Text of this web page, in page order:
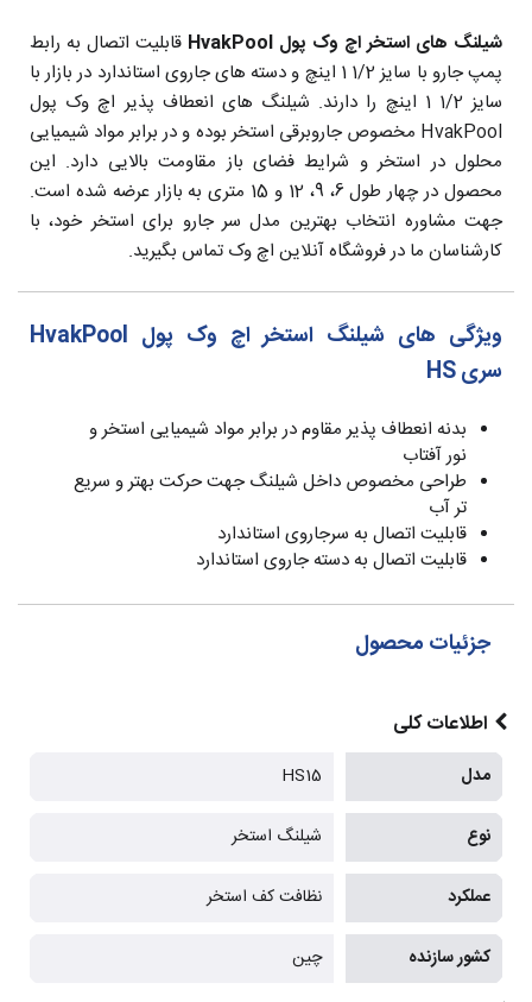
شیلنگ های استخر اچ وک پول HvakPool
قابلیت اتصال به رابط
پمپ جارو با سایز 1/2 1 اینچ و دسته های جاروی استاندارد در بازار با
سایز 1/2 1 اینچ را دارند. شیلنگ های انعطاف پذیر اچ وک پول
HvakPool مخصوص جاروبرقی استخر بوده و در برابر مواد شیمیایی
محلول در استخر و شرایط فضای باز مقاومت بالایی دارد. این
محصول در چهار طول 6، 9، 12 و 15 متری به بازار عرضه شده است.
جهت مشاوره انتخاب بهترین مدل سر جارو برای استخر خود، با
کارشناسان ما در فروشگاه آنلاین اچ وک تماس بگیرید.
ویژگی های شیلنگ استخر اچ وک پول HvakPool
سری HS
بدنه انعطاف پذیر مقاوم در برابر مواد شیمیایی استخر و
نور آفتاب
طراحی مخصوص داخل شیلنگ جهت حرکت بهتر و سریع
تر آب
قابلیت اتصال به سرجاروی استاندارد
قابلیت اتصال به دسته جاروی استاندارد
جزئیات محصول
اطلاعات کلی
مدل HS15
نوع شیلنگ استخر
عملکرد نظافت کف استخر
کشور سازنده چین